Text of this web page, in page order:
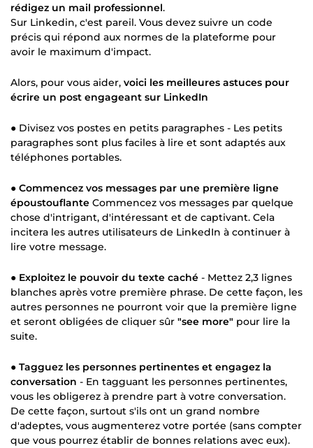
rédigez un mail professionnel.
Sur Linkedin, c'est pareil. Vous devez suivre un code
précis qui répond aux normes de la plateforme pour
avoir le maximum d'impact.
Alors, pour vous aider, voici les meilleures astuces pour
écrire un post engageant sur LinkedIn
● Divisez vos postes en petits paragraphes - Les petits
paragraphes sont plus faciles à lire et sont adaptés aux
téléphones portables.
● Commencez vos messages par une première ligne
époustouflante Commencez vos messages par quelque
chose d'intrigant, d'intéressant et de captivant. Cela
incitera les autres utilisateurs de LinkedIn à continuer à
lire votre message.
● Exploitez le pouvoir du texte caché - Mettez 2,3 lignes
blanches après votre première phrase. De cette façon, les
autres personnes ne pourront voir que la première ligne
et seront obligées de cliquer sûr "see more" pour lire la
suite.
● Tagguez les personnes pertinentes et engagez la
conversation - En tagguant les personnes pertinentes,
vous les obligerez à prendre part à votre conversation.
De cette façon, surtout s'ils ont un grand nombre
d'adeptes, vous augmenterez votre portée (sans compter
que vous pourrez établir de bonnes relations avec eux).